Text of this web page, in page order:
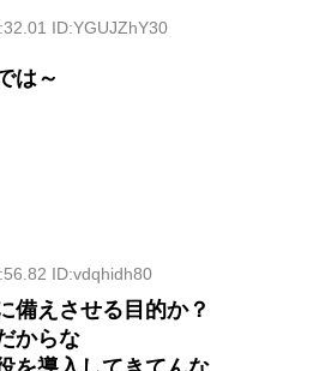
ID:YGUJZhY30
は～
ID:vdqhidh80
備えさせる目的か？
からな